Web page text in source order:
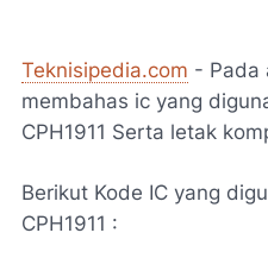
Teknisipedia.com - Pada
membahas ic yang
CPH1911 Serta letak
Berikut Kode IC yang
CPH1911 :